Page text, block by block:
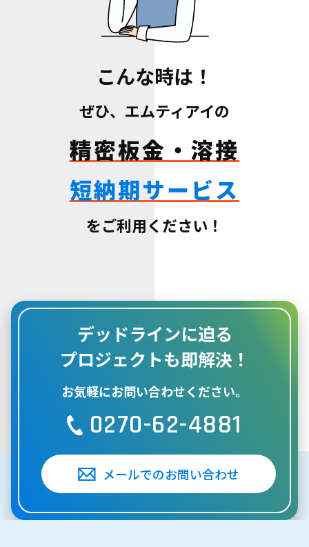
こんな時は！
ぜひ、エムティアイの
精密板金・溶接
短納期サービス
をご利用ください！
デッドラインに迫る
プロジェクトも即解決！
お気軽にお問い合わせください。
0270-62-4881
メールでのお問い合わせ